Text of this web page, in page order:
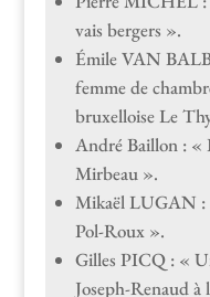
vais bergers ».
Émile VAN
femme de
brux­el­loise Le
André Bail­lon : «
Mirbeau ».
Mikaël LUGAN :
Pol-Roux ».
Gilles PICQ : «
Joseph-Renaud à